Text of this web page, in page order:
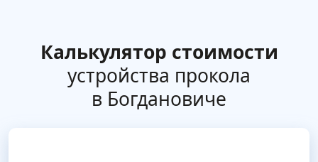
Калькулятор стоимости
устройства прокола
в Богдановиче